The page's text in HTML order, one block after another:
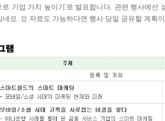
로 기업 가치 높이기'로 발표합니다. 관련 행사에선
네요. 요 자료도 가능하다면 행사 당일 공유할 계획